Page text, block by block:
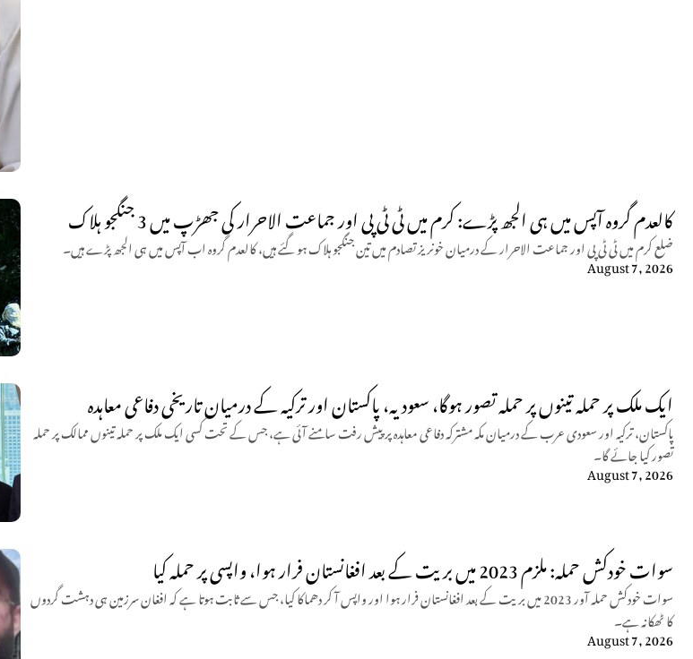
کالعدم گروہ آپس میں ہی الجھ پڑے: کرم میں ٹی ٹی پی اور جماعت الاحرار کی جھڑپ میں 3 جنگجو ہلاک
ضلع کرم میں ٹی ٹی پی اور جماعت الاحرار کے درمیان خونریز تصادم میں تین جنگجو ہلاک ہو گئے ہیں، کالعدم گروہ اب آپس میں ہی الجھ پڑے ہیں۔
August 7, 2026
ایک ملک پر حملہ تینوں پر حملہ تصور ہوگا، سعودیہ، پاکستان اور ترکیہ کے درمیان تاریخی دفاعی معاہدہ
پاکستان، ترکیہ اور سعودی عرب کے درمیان مکہ مشترکہ دفاعی معاہدہ پر پیش رفت سامنے آئی ہے، جس کے تحت کسی ایک ملک پر حملہ تینوں ممالک پر حملہ
تصور کیا جائے گا۔
August 7, 2026
سوات خودکش حملہ: ملزم 2023 میں بریت کے بعد افغانستان فرار ہوا، واپسی پر حملہ کیا
سوات خودکش حملہ آور 2023 میں بریت کے بعد افغانستان فرار ہوا اور واپس آ کر دھماکا کیا، جس سے ثابت ہوتا ہے کہ افغان سرزمین ہی دہشت گردوں
کا ٹھکانہ ہے۔
August 7, 2026